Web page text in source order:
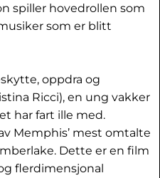
spiller hovedrollen som
som er blitt
oppdra og
Ricci), en ung vakker
har fart ille med.
Memphis’ mest omtalte
Dette er en film
flerdimensjonal